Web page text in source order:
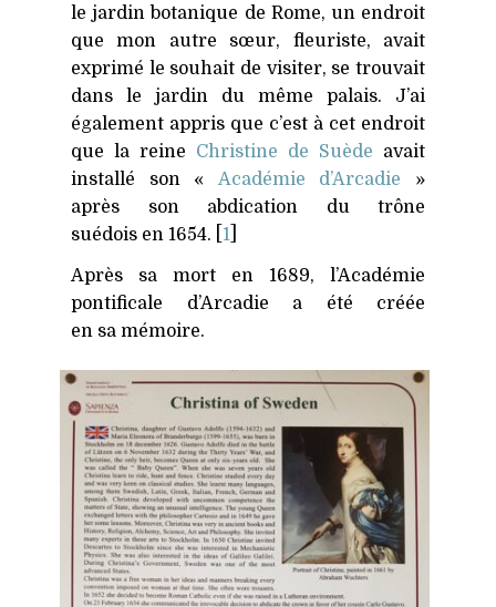
le jardin botanique de Rome, un endroit
que mon autre sœur, fleuriste, avait
exprimé le souhait de visiter, se trouvait
dans le jardin du même palais. J’ai
également appris que c’est à cet endroit
que la reine Christine de Suède avait
installé son « Académie d’Arcadie »
après son abdication du trône
suédois en 1654. [ 1
Après sa mort en 1689, l’Académie
pontificale d’Arcadie a été créée
en sa mémoire.